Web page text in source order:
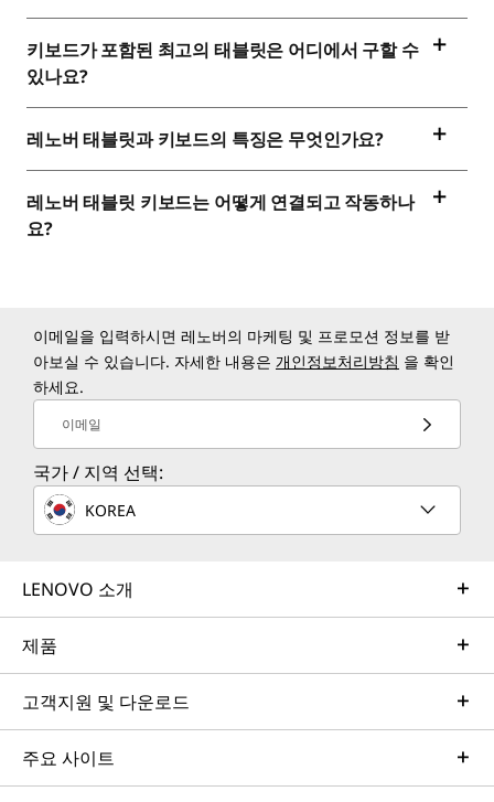
키보드가 포함된 최고의 태블릿은 어디에서 구할 수
있나요?
레노버 태블릿과 키보드의 특징은 무엇인가요?
레노버 태블릿 키보드는 어떻게 연결되고 작동하나
요?
이메일을 입력하시면 레노버의 마케팅 및 프로모션 정보를 받
아보실 수 있습니다. 자세한 내용은 개인정보처리방침 을 확인
하세요.
이메일
국가 / 지역 선택:
KOREA
LENOVO 소개
제품
고객지원 및 다운로드
주요 사이트